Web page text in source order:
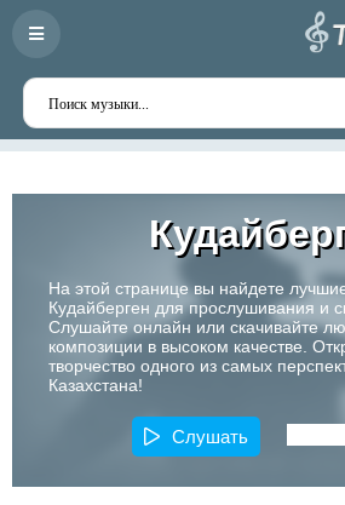
На этой странице вы найдете
Кудайберген для прослушивания и
Слушайте онлайн или скачивайте
композиции в высоком качестве.
творчество одного из самых
Казахстана!
Слушать